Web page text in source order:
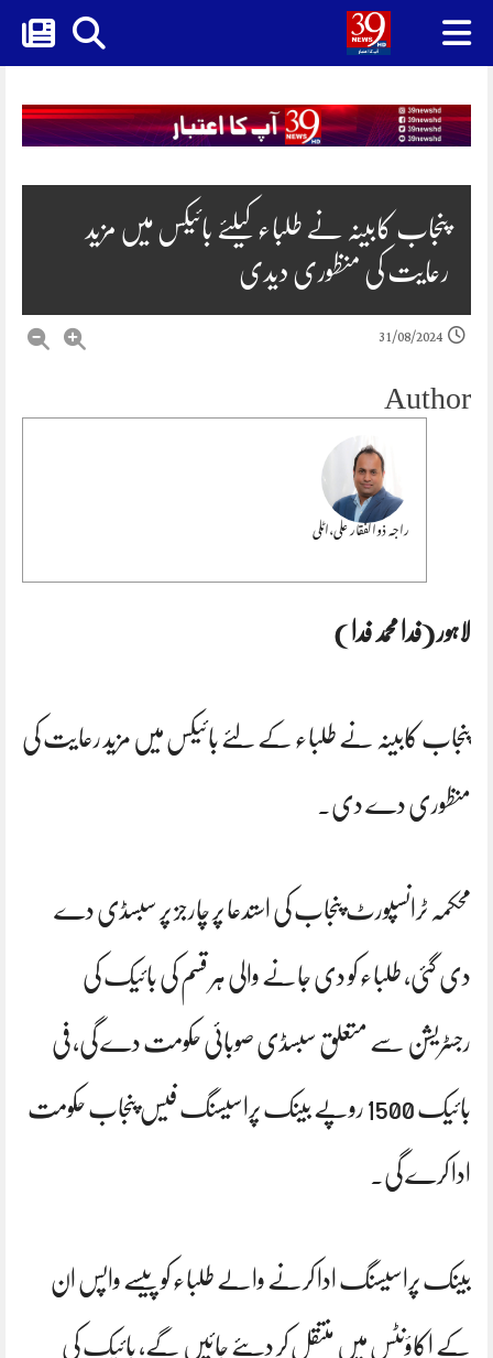
Skip
content
پنجاب کابینہ نے طلباء کیلئے بائیکس میں مزید
رعایت کی منظوری دیدی
31/08/2024
Author
راجہ ذوالفقار علی،اٹلی
لاہور (فدا محمد فدا )
پنجاب کابینہ نے طلباء کے لئے بائیکس میں مزید رعایت کی
منظوری دے دی۔
محکمہ ٹرانسپورٹ پنجاب کی استدعا پر چارجز پر سبسڈی دے
دی گئی، طلباء کو دی جانے والی ہر قسم کی بائیک کی
رجسٹریشن سے متعلق سبسڈی صوبائی حکومت دے گی، فی
بائیک 1500 روپے بینک پراسیسنگ فیس پنجاب حکومت
ادا کرے گی۔
بینک پراسیسنگ ادا کرنے والے طلباء کو پیسے واپس ان
کے اکاؤنٹس میں منتقل کر دیئے جائیں گے، بائیک کی